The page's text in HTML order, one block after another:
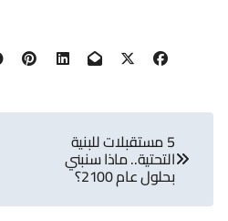
تصفّح
المقالات5 مستقبلات للبنية
التحتية.. ماذا سنبني
بحلول عام 2100؟